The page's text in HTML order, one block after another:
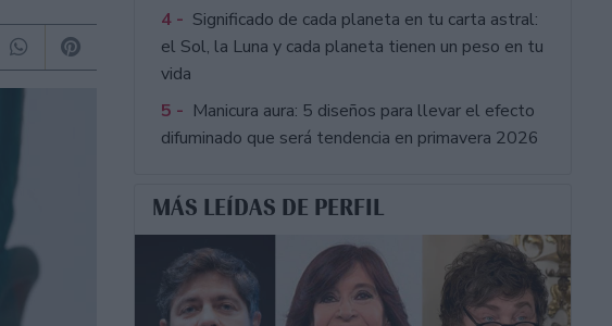
4 - Significado de cada planeta en tu carta astral:
el Sol, la Luna y cada planeta tienen un peso en tu
vida
5 - Manicura aura: 5 diseños para llevar el efecto
difuminado que será tendencia en primavera 2026
MÁS LEÍDAS DE PERFIL